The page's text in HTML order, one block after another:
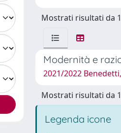
Mostrati risultati da 1
Modernità e
2021/2022
Mostrati risultati da 1
Legenda icone